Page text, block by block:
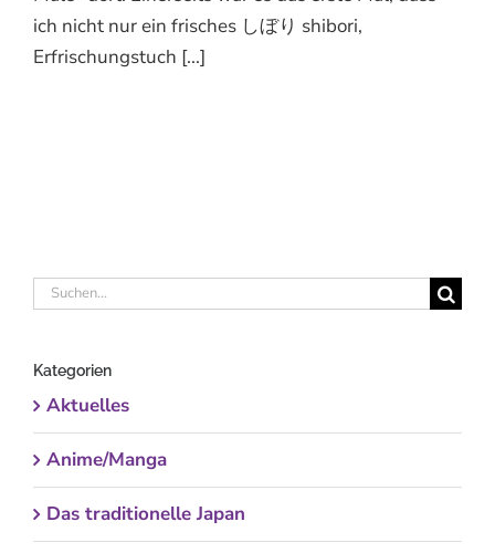
ich nicht nur ein frisches しぼり shibori,
Erfrischungstuch [...]
Suche
Kategorien
Aktuelles
Anime/Manga
Das traditionelle Japan